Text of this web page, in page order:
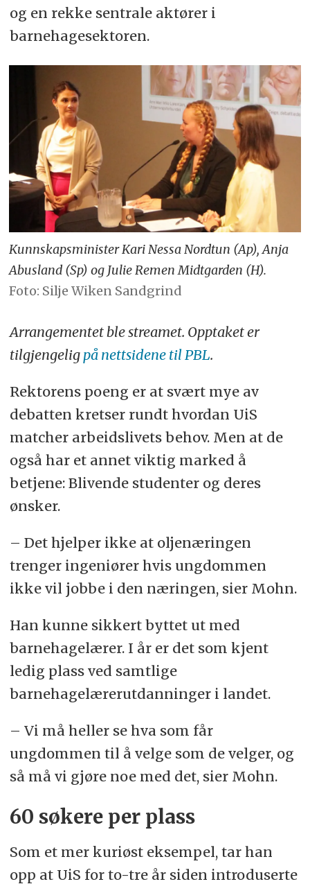
og en rekke sentrale aktører i
barnehagesektoren.
Kunnskapsminister Kari Nessa Nordtun (Ap), Anja
Abusland (Sp) og Julie Remen Midtgarden (H).
Foto: Silje Wiken Sandgrind
Arrangementet ble streamet. Opptaket er
tilgjengelig på nettsidene til PBL.
Rektorens poeng er at svært mye av
debatten kretser rundt hvordan UiS
matcher arbeidslivets behov. Men at de
også har et annet viktig marked å
betjene: Blivende studenter og deres
ønsker.
– Det hjelper ikke at oljenæringen
trenger ingeniører hvis ungdommen
ikke vil jobbe i den næringen, sier Mohn.
Han kunne sikkert byttet ut med
barnehagelærer. I år er det som kjent
ledig plass ved samtlige
barnehagelærerutdanninger i landet.
– Vi må heller se hva som får
ungdommen til å velge som de velger, og
så må vi gjøre noe med det, sier Mohn.
60 søkere per plass
Som et mer kuriøst eksempel, tar han
opp at UiS for to-tre år siden introduserte